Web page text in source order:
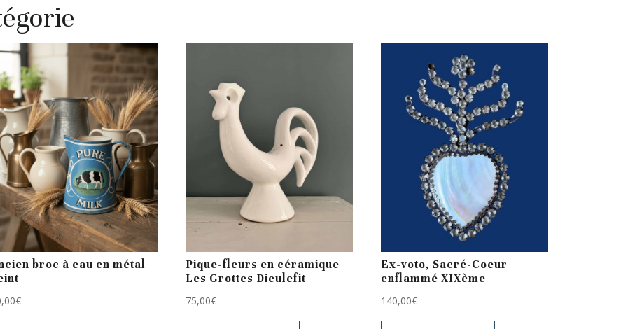
broc à eau en métal
€
Pique-fleurs en céramique
Les Grottes Dieulefit
75,00€
Ex-voto, Sacré-Coeur
enflammé XIXème
140,00€